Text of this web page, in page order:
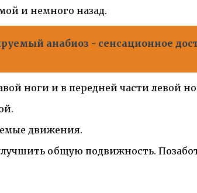
и немного назад.
анабиоз - сенсационное
ноги и в передней части левой
движения.
общую подвижность.